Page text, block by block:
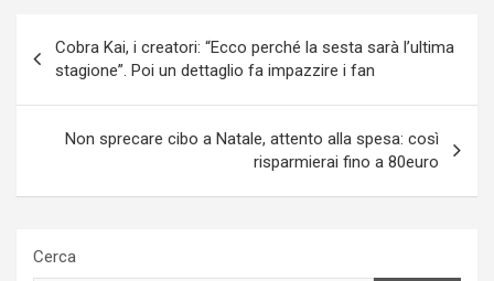
articoli
Cobra Kai, i creatori: “Ecco perché la sesta sarà l’ultima
stagione”. Poi un dettaglio fa impazzire i fan
Non sprecare cibo a Natale, attento alla spesa: così
risparmierai fino a 80euro
Cerca